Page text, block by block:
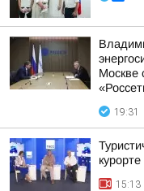
Москве
19:31
15:13